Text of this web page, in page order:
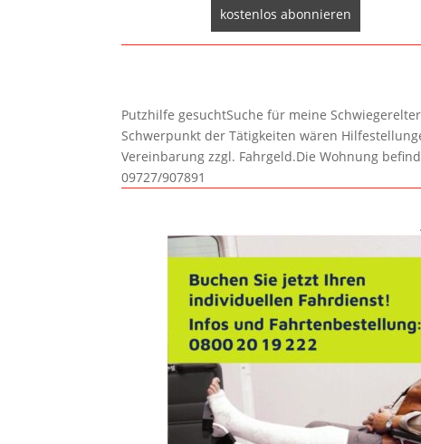
Putzhilfe gesuchtSuche für meine
Schwerpunkt der Tätigkeiten wären
Vereinbarung zzgl. Fahrgeld.Die Wohnung
09727/907891